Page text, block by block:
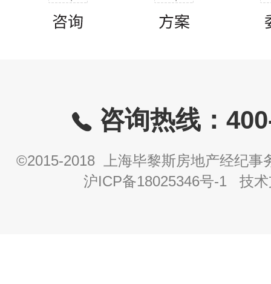
咨询热线：
©2015-2018 上海毕黎斯房地产经纪事
沪ICP备18025346号-1 技术